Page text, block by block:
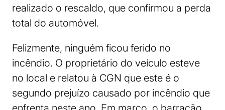
realizado o rescaldo, que confirmou a perda
total do automóvel.
Felizmente, ninguém ficou ferido no
incêndio. O proprietário do veículo esteve
no local e relatou à CGN que este é o
segundo prejuízo causado por incêndio que